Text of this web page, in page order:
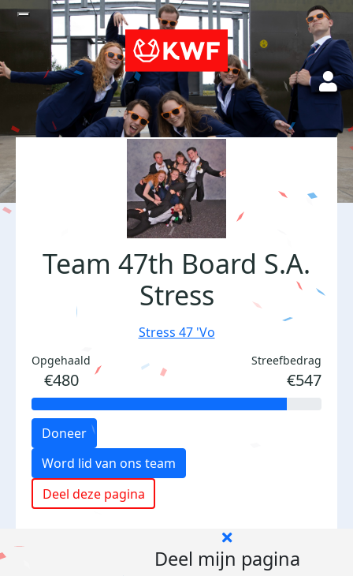
Team 47th Board S.A.
Stress
Stress 47 'Vo
Opgehaald
€480
Streefbedrag
€547
Doneer
Word lid van ons team
Deel deze pagina
Deel mijn pagina